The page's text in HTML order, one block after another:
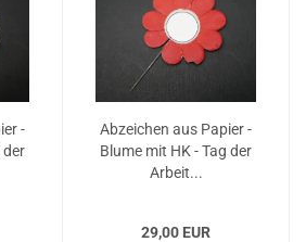
-
der
Abzeichen aus Papier -
Blume mit HK - Tag der
Arbeit...
29,00 EUR